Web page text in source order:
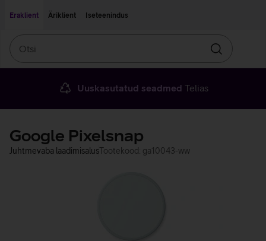
Eraklient
Äriklient Iseteenindus
Otsin
Uuskasutatud seadmed Telias
Google Pixelsnap
Juhtmevaba laadimisalusTootekood: ga10043-ww